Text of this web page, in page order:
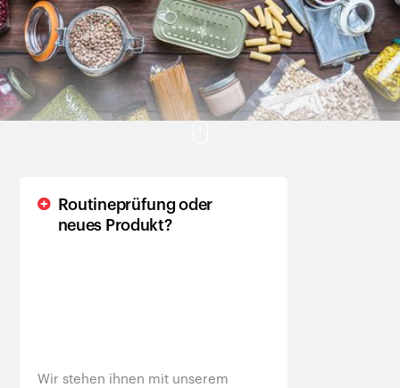
Routineprüfung oder
neues Produkt?
Wir stehen ihnen mit unserem